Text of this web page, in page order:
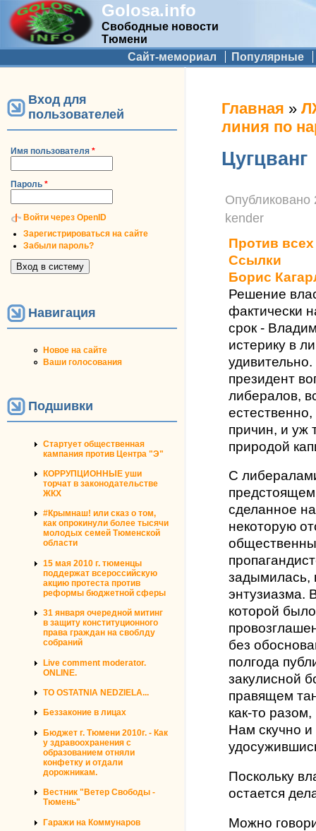
Golosa.info
Свободные новости
Тюмени
Дополнительное меню
Сайт-мемориал Популярные
Вход для
пользователей
Имя пользователя *
Пароль *
Войти через OpenID
Зарегистрироваться на сайте
Забыли пароль?
Навигация
Новое на сайте
Ваши голосования
Подшивки
Стартует общественная
кампания против Центра "Э"
КОРРУПЦИОННЫЕ уши
торчат в законодательстве
ЖКХ
#Крымнаш! или сказ о том,
как опрокинули более тысячи
молодых семей Тюменской
области
15 мая 2010 г. тюменцы
поддержат всероссийскую
акцию протеста против
реформы бюджетной сферы
31 января очередной митинг
в защиту конституционного
права граждан на своблду
собраний
Live comment moderator.
ONLINE.
TO OSTATNIA NEDZIELA...
Беззаконие в лицах
Бюджет г. Тюмени 2010г. - Как
у здравоохранения с
образованием отняли
конфетку и отдали
дорожникам.
Вестник "Ветер Свободы -
Тюмень"
Гаражи на Коммунаров
Вы здесь
Главная »
линия по
Цугцванг
Опубликовано
kender
Против всех
Ссылки
Борис
Решение
фактически
срок -
истерику в
президент
либералов,
причин, и уж
природой
С
сделанное
некоторую
задымилась,
энтузиазма.
которой
без
полгода
закулисной
правящем
как-то
Нам скучно и
Поскольку
остается
Можно